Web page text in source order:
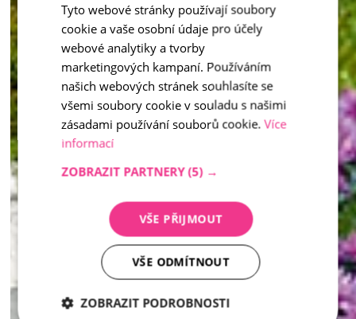
Stylové, pevné a nadčasové – takové jsou květináče z
vymývaného kamene.
inspirace - Vymývaný kámen
CZECH
Tyto webové stránky používají soubory
cookie a vaše osobní údaje pro účely
webové analytiky a tvorby
marketingových kampaní. Používáním
našich webových stránek souhlasíte se
všemi soubory cookie v souladu s našimi
zásadami používání souborů cookie. Více
informací
ZOBRAZIT PARTNERY (5) →
VŠE PŘIJMOUT
VŠE ODMÍTNOUT
ZOBRAZIT PODROBNOSTI